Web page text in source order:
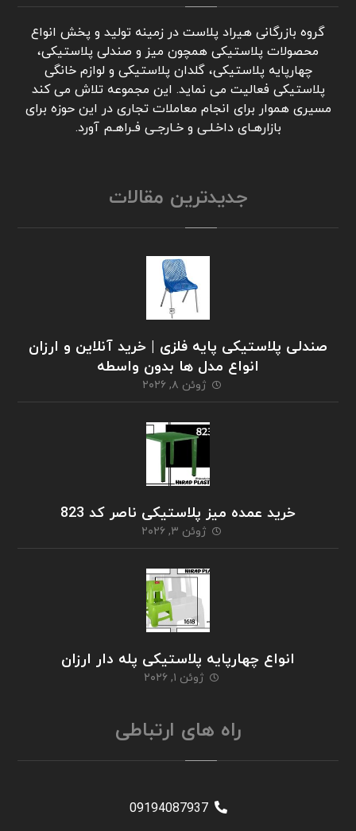
گروه بازرگانی هیراد پلاست در زمینه تولید و پخش انواع
محصولات پلاستیکی همچون میز و صندلی پلاستیکی،
چهارپایه پلاستیکی، گلدان پلاستیکی و لوازم خانگی
پلاستیکی فعالیت می نماید. این مجموعه تلاش می کند
مسیری هموار برای انجام معاملات تجاری در این حوزه برای
بازارهـای داخـلـی و خـارجـی فـراهـم آورد.
جدیدترین مقالات
صندلی پلاستیکی پایه فلزی | خرید آنلاین و ارزان
انواع مدل ها بدون واسطه
ژوئن ۸, ۲۰۲۶
خرید عمده میز پلاستیکی ناصر کد 823
ژوئن ۳, ۲۰۲۶
انواع چهارپایه پلاستیکی پله دار ارزان
ژوئن ۱, ۲۰۲۶
راه های ارتباطی
09194087937